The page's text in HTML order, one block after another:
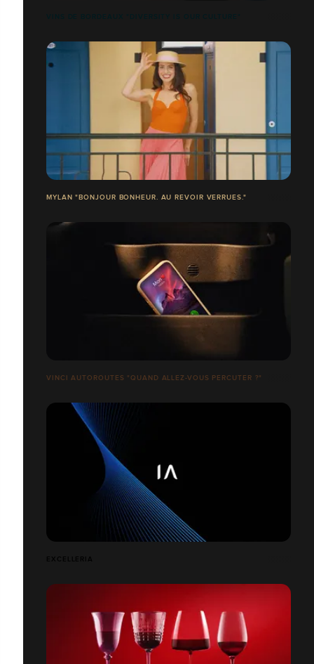
VINS DE BORDEAUX "DIVERSITY IS OUR CULTURE"
MYLAN "BONJOUR BONHEUR. AU REVOIR VERRUES."
VINCI AUTOROUTES "QUAND ALLEZ-VOUS PERCUTER ?"
EXCELLERIA